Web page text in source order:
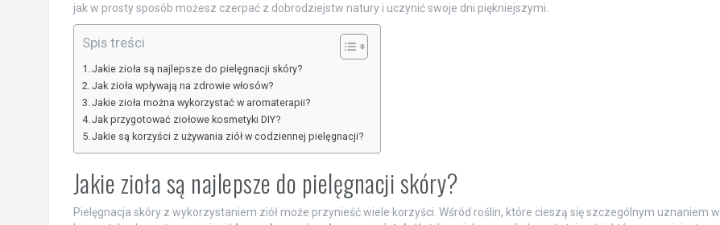
jak w prosty sposób możesz czerpać z dobrodziejstw natury i uczynić swoje dni piękniejszymi.
Spis treści
Jakie zioła są najlepsze do pielęgnacji skóry?
Jak zioła wpływają na zdrowie włosów?
Jakie zioła można wykorzystać w aromaterapii?
Jak przygotować ziołowe kosmetyki DIY?
Jakie są korzyści z używania ziół w codziennej pielęgnacji?
Jakie zioła są najlepsze do pielęgnacji skóry?
Pielęgnacja skóry z wykorzystaniem ziół może przynieść wiele korzyści. Wśród roślin, które cieszą się szczególnym uznaniem w